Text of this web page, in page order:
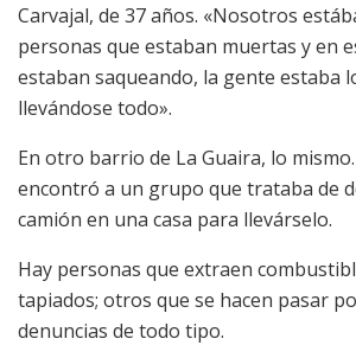
Carvajal, de 37 años. «Nosotros
personas que estaban muertas y en
estaban saqueando, la gente estaba
llevándose todo».
En otro barrio de La Guaira, lo
encontró a un grupo que trataba de
camión en una casa para llevárselo.
Hay personas que extraen
tapiados; otros que se hacen pasar
denuncias de todo tipo.